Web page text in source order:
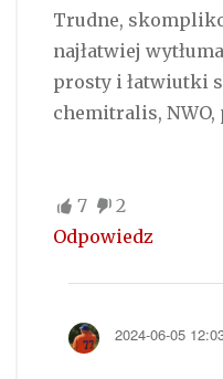
Trudne,
najłatwiej
prosty i łatwiutki
chemitralis, NWO,
7
2
Odpowiedz
2024-06-05